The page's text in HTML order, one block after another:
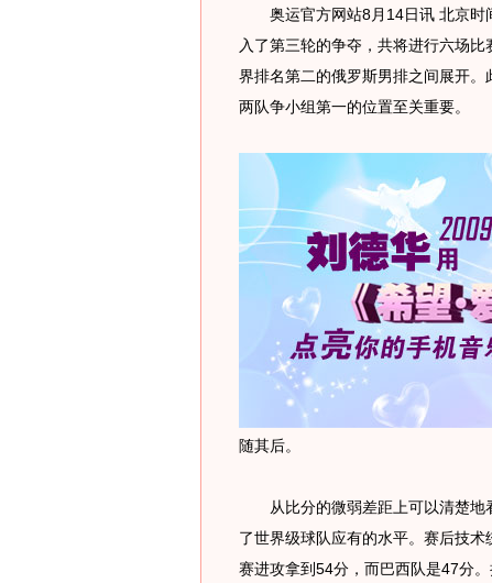
奥运官方网站8月14日讯 北京时
入了第三轮的争夺，共将进行六场
界排名第二的俄罗斯男排之间展开
两队争小组第一的位置至关重要。
随其后。
从比分的微弱差距上可以清楚地
了世界级球队应有的水平。赛后技
赛进攻拿到54分，而巴西队是47分